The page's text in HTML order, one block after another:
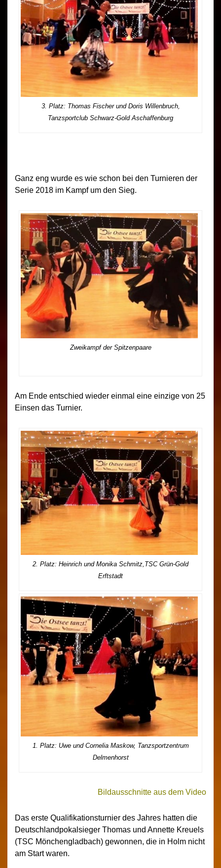
3. Platz: Thomas Fischer und Doris Willenbruch,
Tanzsportclub Schwarz-Gold Aschaffenburg
Ganz eng wurde es wie schon bei den Turnieren der
Serie 2018 im Kampf um den Sieg.
Zweikampf der Spitzenpaare
Am Ende entschied wieder einmal eine einzige von 25
Einsen das Turnier.
2. Platz: Heinrich und Monika Schmitz,TSC Grün-Gold
Erftstadt
1. Platz: Uwe und Cornelia Maskow, Tanzsportzentrum
Delmenhorst
Bildausschnitte aus dem Video
Das erste Qualifikationsturnier des Jahres hatten die
Deutschlandpokalsieger Thomas und Annette Kreuels
(TSC Mönchengladbach) gewonnen, die in Holm nicht
am Start waren.